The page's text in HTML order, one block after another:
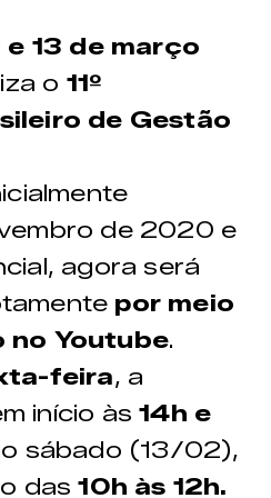
e 13 de março
o 11º
de Gestão
de 2020 e
agora será
por meio
no Youtube.
feira, a
início às 14h e
sábado (13/02),
das10h às 12h.